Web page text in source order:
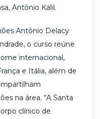
Antônio Kalil.
Antônio Delacy
o curso reúne
internacional,
e Itália, além de
na área. “A Santa
clínico de